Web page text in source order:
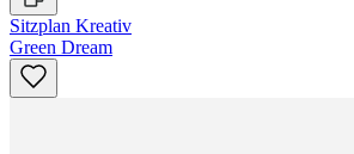
Sitzplan Kreativ
Green Dream